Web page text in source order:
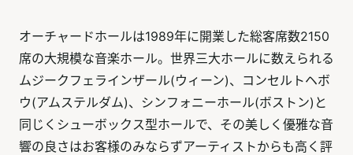
オーチャードホールは1989年に開業した総客席数2150
席の大規模な音楽ホール。世界三大ホールに数えられる
ムジークフェラインザール(ウィーン)、コンセルトヘボ
ウ(アムステルダム)、シンフォニーホール(ボストン)と
同じくシューボックス型ホールで、その美しく優雅な音
響の良さはお客様のみならずアーティストからも高く評